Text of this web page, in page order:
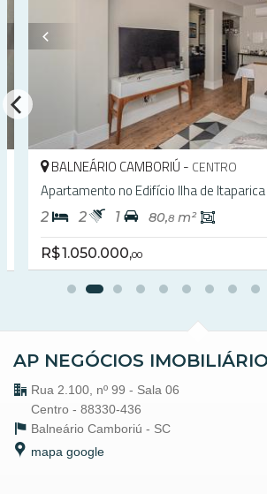
BALNEÁRIO CAMBORIÚ - CENTRO
Apartamento no Edifício Ilha de Itaparica
2 2 1 80,8 m²
R$ 1.050.000,00
AP NEGÓCIOS
Rua 2.100, nº 99 - Sala 06
Centro - 88330-436
Balneário Camboriú - SC
mapa google